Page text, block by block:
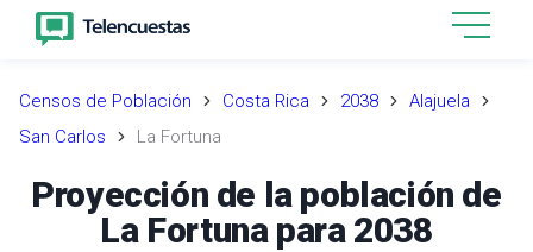
Censos de Población Costa Rica 2038
Alajuela
San Carlos
La Fortuna
Proyección de la población de
La Fortuna para 2038